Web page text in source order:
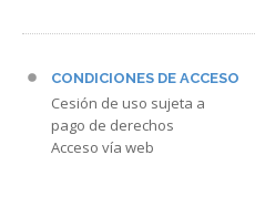
CONDICIONES DE ACCESO
Cesión de uso sujeta a
pago de derechos
Acceso vía web